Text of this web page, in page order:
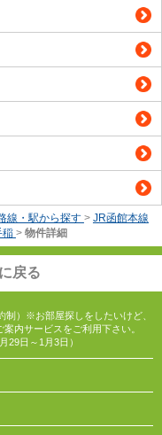
線・駅から探す > JR函館本線
稲 > 物件詳細
戻る
制）※お部屋探しをしたいけど、
内サービスをご利用下さい。
29日～1月3日）